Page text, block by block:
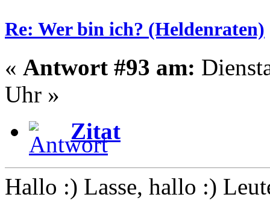
Re: Wer bin ich? (Heldenraten)
« Antwort #93 am:
Uhr »
Zitat
Hallo :) Lasse, hallo :)